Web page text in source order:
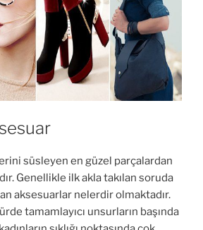
süsleyen en güzel parçalardan
Genellikle ilk akla takılan soruda
aksesuarlar nelerdir olmaktadır.
tamamlayıcı unsurların başında